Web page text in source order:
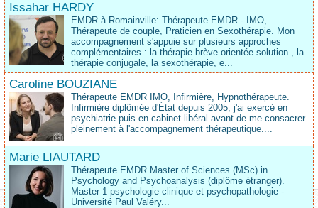
Issahar HARDY
EMDR à Romainville: Thérapeute EMDR - IMO,
Thérapeute de couple, Praticien en Sexothérapie. Mon
accompagnement s'appuie sur plusieurs approches
complémentaires : la thérapie brève orientée solution , la
thérapie conjugale, la sexothérapie, e...
Caroline BOUZIANE
Thérapeute EMDR IMO, Infirmière, Hypnothérapeute.
Infirmière diplômée d'État depuis 2005, j'ai exercé en
psychiatrie puis en cabinet libéral avant de me consacrer
pleinement à l'accompagnement thérapeutique....
Marie LIAUTARD
Thérapeute EMDR Master of Sciences (MSc) in
Psychology and Psychoanalysis (diplôme étranger).
Master 1 psychologie clinique et psychopathologie -
Université Paul Valéry...